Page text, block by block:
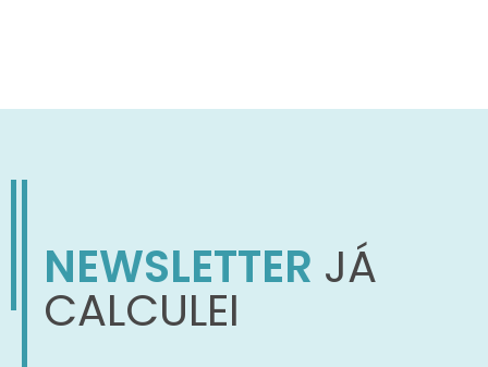
NEWSLETTER JÁ
CALCULEI